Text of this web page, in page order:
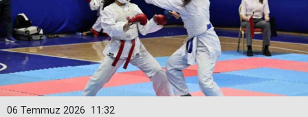
11:32
06 Temmuz 2026